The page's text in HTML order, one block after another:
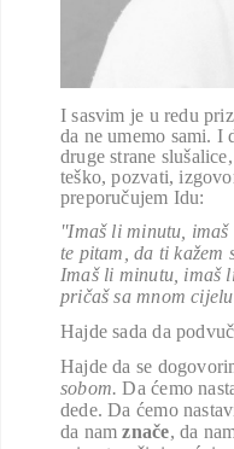
I sasvim je u redu
da ne umemo sami. I
druge strane
teško, pozvati,
preporučujem Idu:
''Imaš li minutu,
te pitam, da ti kažem
Imaš li minutu, imaš
pričaš sa mnom
Hajde sada da
Hajde da se
sobom.Da ćemo
dede. Da ćemo
da namznače, da